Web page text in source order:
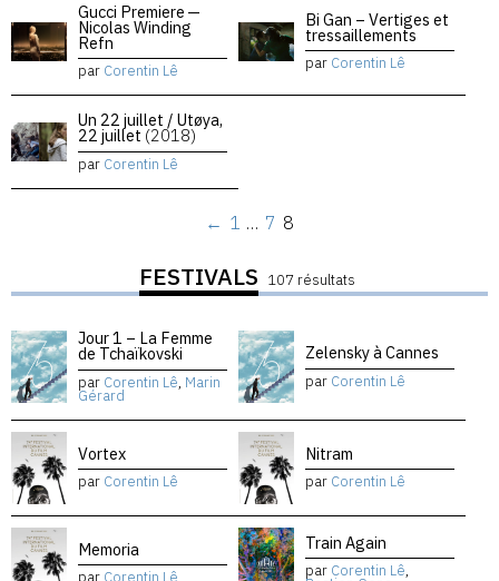
Gucci Premiere —
Nicolas Winding
Refn
par Corentin Lê
Bi Gan – Vertiges et
tressaillements
par Corentin Lê
Un 22 juillet / Utøya,
22 juillet (2018)
par Corentin Lê
← 1 … 7 8
FESTIVALS 107 résultats
Jour 1 – La Femme
de Tchaïkovski
par Corentin Lê, Marin
Gérard
Zelensky à Cannes
par Corentin Lê
Vortex
par Corentin Lê
Nitram
par Corentin Lê
Memoria Train Again
par Corentin Lê,